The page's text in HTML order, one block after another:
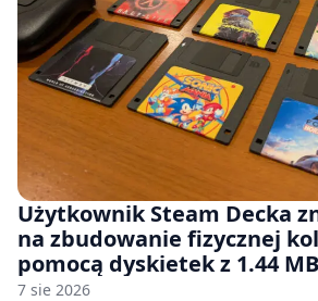
Użytkownik Steam Decka
na zbudowanie fizycznej
pomocą dyskietek z 1.44
7 sie 2026